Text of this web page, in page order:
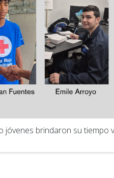
jóvenes brindaron su tiempo